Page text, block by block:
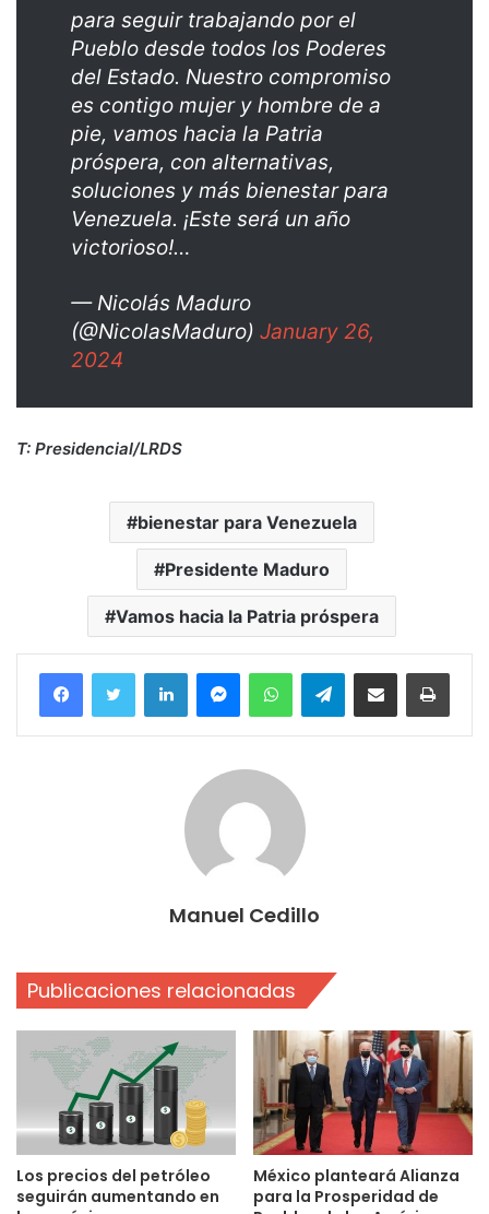
para seguir trabajando por el
Pueblo desde todos los Poderes
del Estado. Nuestro compromiso
es contigo mujer y hombre de a
pie, vamos hacia la Patria
próspera, con alternativas,
soluciones y más bienestar para
Venezuela. ¡Este será un año
victorioso!…
— Nicolás Maduro
(@NicolasMaduro) January 26,
2024
T: Presidencial/LRDS
bienestar para Venezuela
Presidente Maduro
Vamos hacia la Patria próspera
FacebookTwitter LinkedInMessengerWhatsAppTelegramCompartir por correo electrónico
Manuel Cedillo
Publicaciones relacionadas
Los precios del petróleo
seguirán aumentando en
México planteará Alianza
para la Prosperidad de